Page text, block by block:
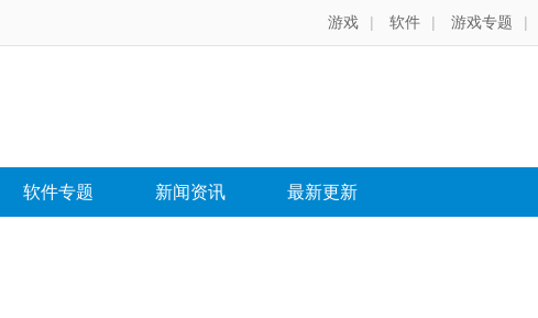
游戏 | 软件 | 游戏专题 |
软件专题 新闻资讯 最新更新